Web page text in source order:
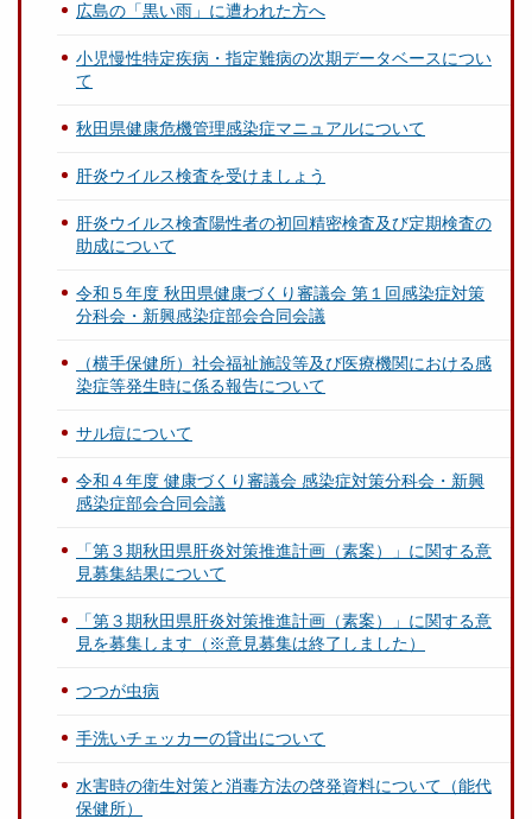
広島の「黒い雨」に遭われた方へ
小児慢性特定疾病・指定難病の次期データベースについ
て
秋田県健康危機管理感染症マニュアルについて
肝炎ウイルス検査を受けましょう
肝炎ウイルス検査陽性者の初回精密検査及び定期検査の
助成について
令和５年度 秋田県健康づくり審議会 第１回感染症対策
分科会・新興感染症部会合同会議
（横手保健所）社会福祉施設等及び医療機関における感
染症等発生時に係る報告について
サル痘について
令和４年度 健康づくり審議会 感染症対策分科会・新興
感染症部会合同会議
「第３期秋田県肝炎対策推進計画（素案）」に関する意
見募集結果について
「第３期秋田県肝炎対策推進計画（素案）」に関する意
見を募集します（※意見募集は終了しました）
つつが虫病
手洗いチェッカーの貸出について
水害時の衛生対策と消毒方法の啓発資料について（能代
保健所）